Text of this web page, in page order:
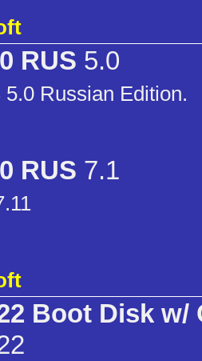
RUS 5.0
Russian Edition.
RUS 7.1
Boot Disk w/